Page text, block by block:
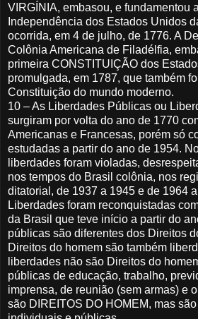
VIRGÍNIA, embasou, e fundamentou
Independência dos Estados Unidos
ocorrida, em 4 de julho, de 1776. A
Colônia Americana de Filadélfia,
primeira CONSTITUIÇÃO dos
promulgada, em 1787, que também
Constituição do mundo moderno.
10 – As Liberdades Públicas ou
surgiram por volta do ano de 1770
Americanas e Francesas, porém só
estudadas a partir do ano de 1954.
liberdades foram violadas,
nos tempos do Brasil colônia, nos
ditatorial, de 1937 a 1945 e de 1964
Liberdades foram reconquistadas
da Brasil que teve início a partir do
públicas são diferentes dos Direitos
Direitos do homem são também
liberdades não são Direitos do
públicas de educação, trabalho,
imprensa, de reunião (sem armas) e
são DIREITOS DO HOMEM, mas